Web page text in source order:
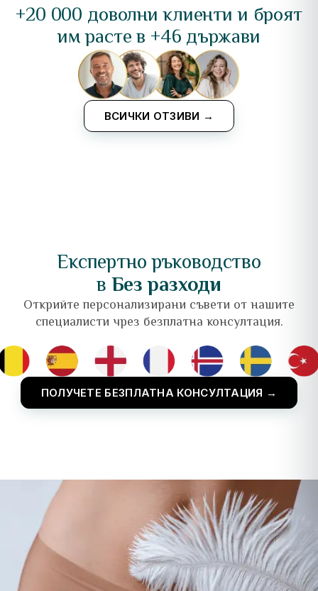
+20 000 доволни клиенти и броят
им расте в +46 държави
ВСИЧКИ ОТЗИВИ →
Експертно ръководство
вБез разходи
Открийте персонализирани съвети от нашите
специалисти чрез безплатна консултация.
ПОЛУЧЕТЕ БЕЗПЛАТНА КОНСУЛТАЦИЯ →